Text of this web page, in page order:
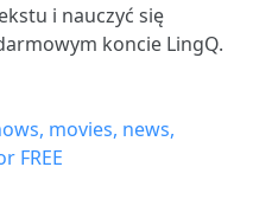
i nauczyć się
koncie LingQ.